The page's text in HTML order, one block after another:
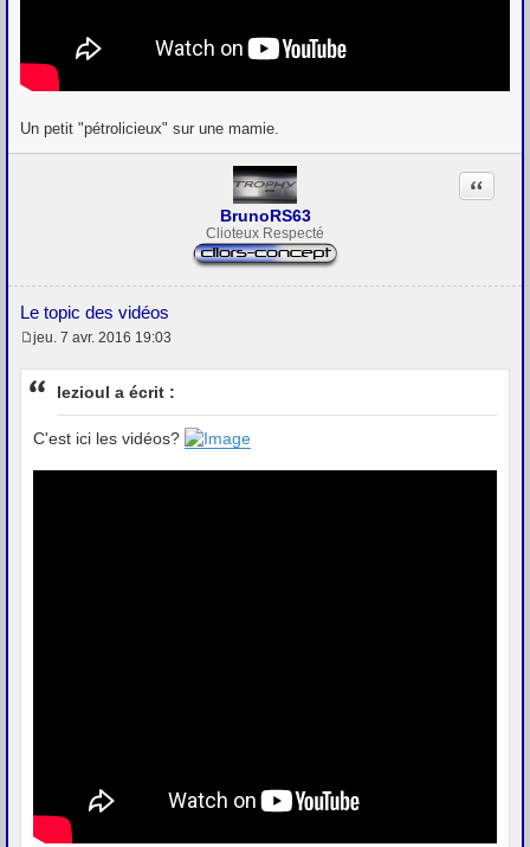
Un petit "pétrolicieux" sur une mamie.
BrunoRS63
Clioteux Respecté
Le topic des vidéos
Citation
M
e
s
g
e
jeu. 7 avr. 2016 19:03
lezioul a écrit :
C'est ici les vidéos?